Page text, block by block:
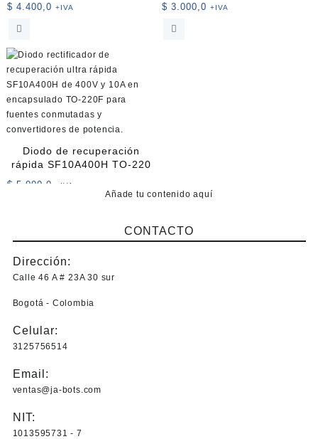
$ 4.400,0 +IVA $ 3.000,0 +IVA
Diodo de recuperación
rápida SF10A400H TO-220
$ 5.000,0 +IVA
Añade tu contenido aquí
CONTACTO
Dirección:
Calle 46 A # 23A 30 sur
Bogotá - Colombia
Celular:
3125756514
Email:
ventas@ja-bots.com
NIT:
1013595731 - 7